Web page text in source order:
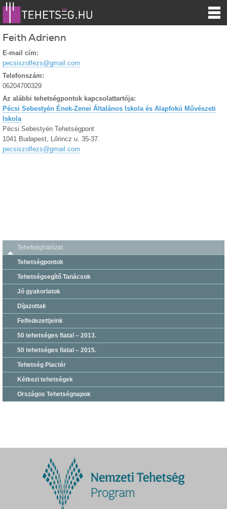
Feith Adrienn
E-mail cím:
pecsiszolfezs@gmail.com
Telefonszám:
06204700329
Az alábbi tehetségpontok kapcsolattartója:
Pécsi Sebestyén Ének-Zenei Általános Iskola és Alapfokú Művészeti
Iskola
Pécsi Sebestyén Tehetségpont
1041 Budapest, Lőrincz u. 35-37.
pecsiszolfezs@gmail.com
Tehetséghálózat
Tehetségpontok
Tehetségsegítő Tanácsok
Jó gyakorlatok
Díjazottak
Felfedezettjeink
50 tehetséges fiatal – 2013.
50 tehetséges fiatal – 2015.
Tehetség Piactér
Kétkezi tehetségek
Országos Tehetségnapok